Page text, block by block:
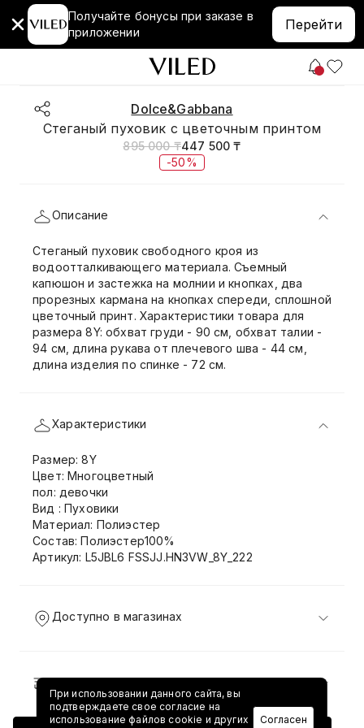
Получайте бонусы при заказе в
приложении
Перейти
Dolce&Gabbana
Стеганый пуховик с цветочным принтом
895 000 ₸447 500 ₸
-50%
Описание
Стеганый пуховик свободного кроя из
водоотталкивающего материала. Съемный
капюшон и застежка на молнии и кнопках, два
прорезных кармана на кнопках спереди, сплошной
цветочный принт. Характеристики товара для
размера 8Y: обхват груди - 90 см, обхват талии -
94 см, длина рукава от плечевого шва - 44 см,
длина изделия по спинке - 72 см.
Характеристики
Размер: 8Y
Цвет: Многоцветный
пол: девочки
Вид : Пуховики
Материал: Полиэстер
Состав: Полиэстер100%
Артикул: L5JBL6 FSSJJ.HN3VW_8Y_222
Доступно в магазинах
Доставка и возврат
При использовании данного сайта, вы
подтверждаете свое согласие на
использование файлов cookie и других
Согласен